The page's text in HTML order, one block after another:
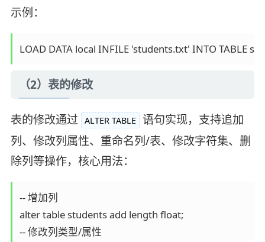
示例：
LOAD DATA local INFILE 'students.txt' INTO TABLE
（2）表的修改
表的修改通过 ALTER TABLE 语句实现，支持追加
列、修改列属性、重命名列/表、修改字符集、删
除列等操作，核心用法：
-- 增加列
alter table students add length float;
-- 修改列类型/属性